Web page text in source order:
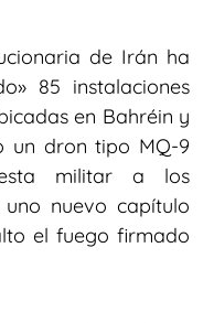
de Irán ha
85 instalaciones
en Bahréin y
un dron tipo MQ-9
militar a los
nuevo capítulo
el fuego firmado